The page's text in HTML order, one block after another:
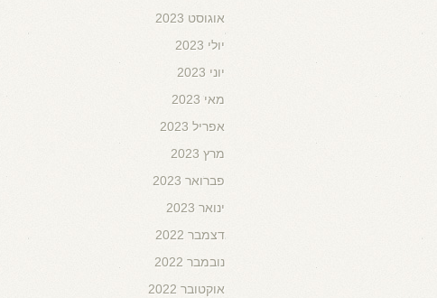
אוגוסט 2023
יולי 2023
יוני 2023
מאי 2023
אפריל 2023
מרץ 2023
פברואר 2023
ינואר 2023
דצמבר 2022
נובמבר 2022
אוקטובר 2022